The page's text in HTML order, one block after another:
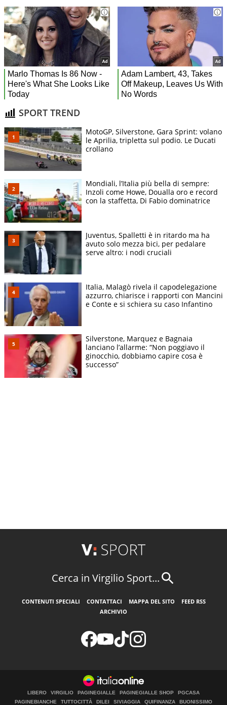
SPORT TREND
MotoGP, Silverstone, Gara Sprint: volano
le Aprilia, tripletta sul podio. Le Ducati
crollano
Mondiali, l’Italia più bella di sempre:
Inzoli come Howe, Doualla oro e record
con la staffetta, Di Fabio dominatrice
Juventus, Spalletti è in ritardo ma ha
avuto solo mezza bici, per pedalare
serve altro: i nodi cruciali
Italia, Malagò rivela il capodelegazione
azzurro, chiarisce i rapporti con Mancini
e Conte e si schiera su caso Infantino
Silverstone, Marquez e Bagnaia
lanciano l’allarme: “Non poggiavo il
ginocchio, dobbiamo capire cosa è
successo”
Cerca in Virgilio Sport...
CONTENUTI SPECIALI CONTATTACI MAPPA DEL SITO
FEED RSS
ARCHIVIO
LIBERO VIRGILIO PAGINEGIALLE PAGINEGIALLE SHOP
PGCASA
PAGINEBIANCHE
TUTTOCITTÀ DILEI SIVIAGGIA QUIFINANZA BUONISSIMO